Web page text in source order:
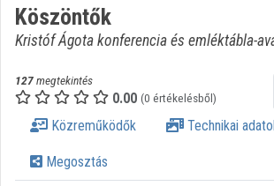
Bejelentkezés
Kategóriák
Intézményi listák
Intézmények
Köszöntők
Kristóf Ágota konferencia és emléktábla-
127megtekintés
0.00 (0 értékelésből)
Közreműködők Technikai
Megosztás